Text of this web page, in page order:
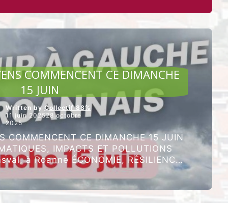
ET ALIMENTATION
COMMENCENT CE DIMANCHE
15 JUIN
Written by Collectif 88%
11 juin 202528 octobre
2025
COMMENCENT CE DIMANCHE 15 JUIN
IMPACTS ET POLLUTIONS
à Roanne ÉCONOMIE, RÉSILIENCE
16h – 18h Au Transval, à Roanne